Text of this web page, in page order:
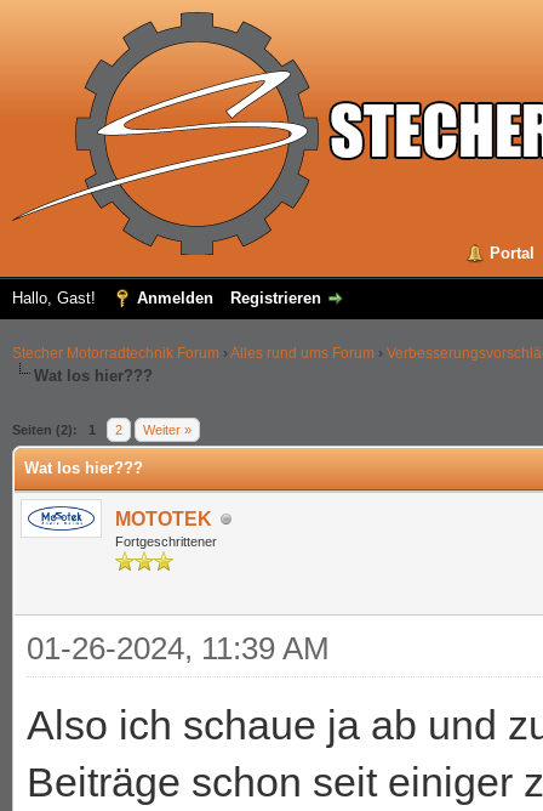
Portal
Hallo, Gast! Anmelden Registrieren
Stecher Motorradtechnik Forum › Alles rund ums Forum ›
Wat los hier???
Seiten (2): 1 2 Weiter »
Durchschnitt
Wat los hier???
MOTOTEK
Fortgeschrittener
01-26-2024, 11:39 AM
Also ich schaue ja ab und
Beiträge schon seit einiger